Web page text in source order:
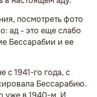
посмотреть фото
ад - это еще слабо
Бессарабии и ее
с 1941-го года, с
Бессарабию.